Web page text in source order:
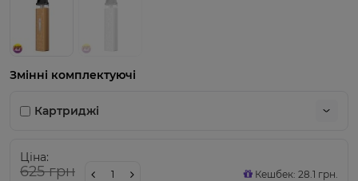
Змінні комплектуючі
Картриджі
Ціна:
625 грн Кешбек: 28.1 грн.